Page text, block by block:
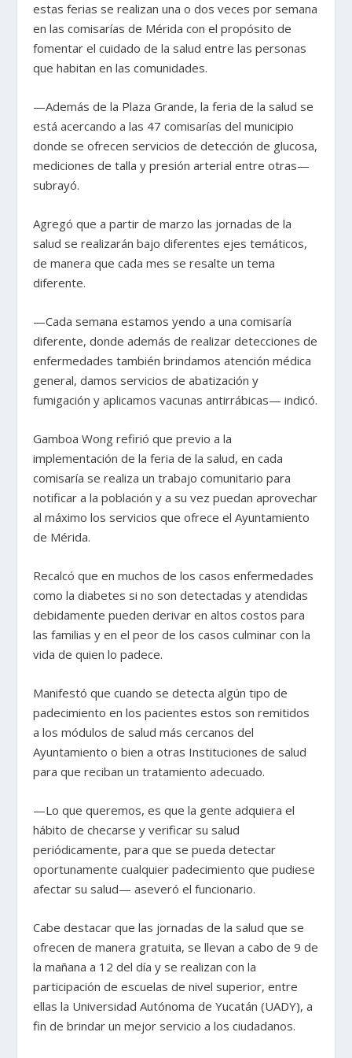
estas ferias se realizan una o dos veces por semana
en las comisarías de Mérida con el propósito de
fomentar el cuidado de la salud entre las personas
que habitan en las comunidades.
—Además de la Plaza Grande, la feria de la salud se
está acercando a las 47 comisarías del municipio
donde se ofrecen servicios de detección de glucosa,
mediciones de talla y presión arterial entre otras—
subrayó.
Agregó que a partir de marzo las jornadas de la
salud se realizarán bajo diferentes ejes temáticos,
de manera que cada mes se resalte un tema
diferente.
—Cada semana estamos yendo a una comisaría
diferente, donde además de realizar detecciones de
enfermedades también brindamos atención médica
general, damos servicios de abatización y
fumigación y aplicamos vacunas antirrábicas— indicó.
Gamboa Wong refirió que previo a la
implementación de la feria de la salud, en cada
comisaría se realiza un trabajo comunitario para
notificar a la población y a su vez puedan aprovechar
al máximo los servicios que ofrece el Ayuntamiento
de Mérida.
Recalcó que en muchos de los casos enfermedades
como la diabetes si no son detectadas y atendidas
debidamente pueden derivar en altos costos para
las familias y en el peor de los casos culminar con la
vida de quien lo padece.
Manifestó que cuando se detecta algún tipo de
padecimiento en los pacientes estos son remitidos
a los módulos de salud más cercanos del
Ayuntamiento o bien a otras Instituciones de salud
para que reciban un tratamiento adecuado.
—Lo que queremos, es que la gente adquiera el
hábito de checarse y verificar su salud
periódicamente, para que se pueda detectar
oportunamente cualquier padecimiento que pudiese
afectar su salud— aseveró el funcionario.
Cabe destacar que las jornadas de la salud que se
ofrecen de manera gratuita, se llevan a cabo de 9 de
la mañana a 12 del día y se realizan con la
participación de escuelas de nivel superior, entre
ellas la Universidad Autónoma de Yucatán (UADY), a
fin de brindar un mejor servicio a los ciudadanos.